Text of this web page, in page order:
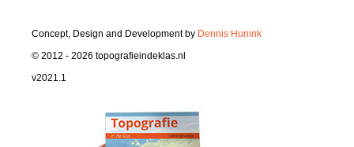
Concept, Design and Development by Dennis Hunink
© 2012 - 2026 topografieindeklas.nl
v2021.1